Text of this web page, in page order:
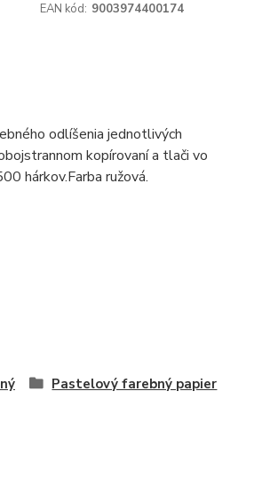
EAN kód: 9003974400174
odlíšenia jednotlivých
kopírovaní a tlači vo
hárkov.Farba ružová.
Pastelový farebný papier